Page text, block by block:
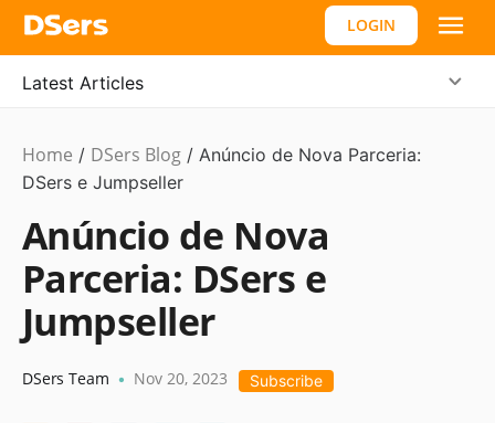
LOGIN
Latest Articles
Product
Updates,
Home / DSers Blog / Anúncio de Nova Parceria:
DSers e Jumpseller
Anúncio de Nova
Parceria: DSers e
Jumpseller
DSers Team • Nov 20, 2023 Subscribe